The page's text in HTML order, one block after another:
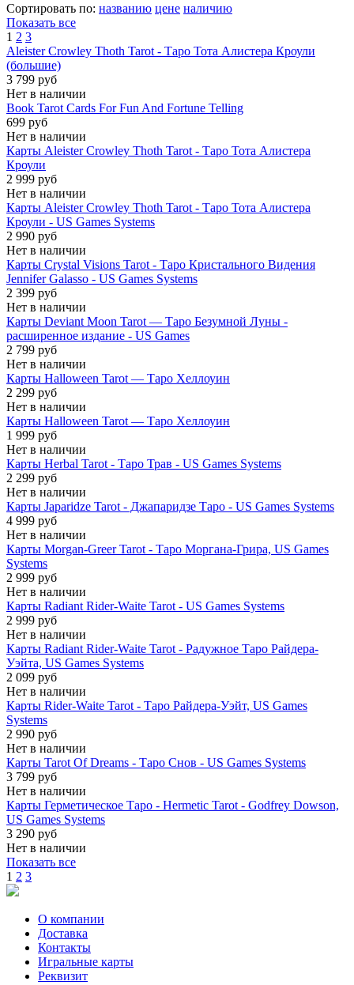
Сортировать по: названию цене наличию
Показать все
1 2 3
Aleister Crowley Thoth Tarot - Таро Тота Алистера Кроули
(большие)
3 799 руб
Нет в наличии
Book Tarot Cards For Fun And Fortune Telling
699 руб
Нет в наличии
Карты Aleister Crowley Thoth Tarot - Таро Тота Алистера
Кроули
2 999 руб
Нет в наличии
Карты Aleister Crowley Thoth Tarot - Таро Тота Алистера
Кроули - US Games Systems
2 990 руб
Нет в наличии
Карты Crystal Visions Tarot - Таро Кристального Видения
Jennifer Galasso - US Games Systems
2 399 руб
Нет в наличии
Карты Deviant Moon Tarot — Таро Безумной Луны -
расширенное издание - US Games
2 799 руб
Нет в наличии
Карты Halloween Tarot — Таро Хеллоуин
2 299 руб
Нет в наличии
Карты Halloween Tarot — Таро Хеллоуин
1 999 руб
Нет в наличии
Карты Herbal Tarot - Таро Трав - US Games Systems
2 299 руб
Нет в наличии
Карты Japaridze Tarot - Джапаридзе Таро - US Games Systems
4 999 руб
Нет в наличии
Карты Morgan-Greer Tarot - Таро Моргана-Грира, US Games
Systems
2 999 руб
Нет в наличии
Карты Radiant Rider-Waite Tarot - US Games Systems
2 999 руб
Нет в наличии
Карты Radiant Rider-Waite Tarot - Радужное Таро Райдера-
Уэйта, US Games Systems
2 099 руб
Нет в наличии
Карты Rider-Waite Tarot - Таро Райдера-Уэйт, US Games
Systems
2 990 руб
Нет в наличии
Карты Tarot Of Dreams - Таро Снов - US Games Systems
3 799 руб
Нет в наличии
Карты Герметическое Таро - Hermetic Tarot - Godfrey Dowson,
US Games Systems
3 290 руб
Нет в наличии
Показать все
1 2 3
О компании
Доставка
Контакты
Игральные карты
Реквизит